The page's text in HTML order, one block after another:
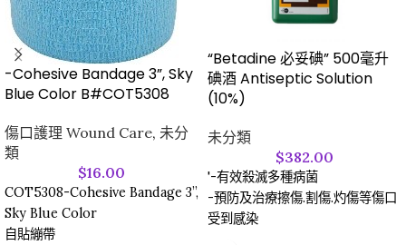
-Cohesive Bandage 3”, Sky
Blue Color B#COT5308
傷口護理 Wound Care, 未分
類
$16.00
COT5308-Cohesive Bandage 3”,
Sky Blue Color
自貼繃帶
“Betadine 必妥碘” 500毫升
碘酒 Antiseptic Solution
(10%)
未分類
$382.00
'-有效殺滅多種病菌
-預防及治療擦傷.割傷.灼傷等傷口
受到感染